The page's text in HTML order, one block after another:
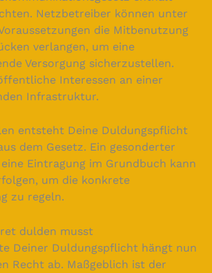
Netzbetreiber können unter
die Mitbenutzung
verlangen, um eine
Versorgung sicherzustellen.
Interessen an einer
Infrastruktur.
entsteht Deine Duldungspflicht
dem Gesetz. Ein gesonderter
Eintragung im Grundbuch kann
um die konkrete
zu regeln.
dulden musst
Deiner Duldungspflicht hängt nun
Recht ab. Maßgeblich ist der